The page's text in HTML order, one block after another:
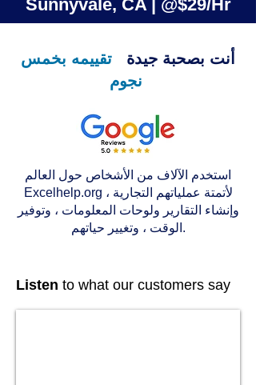
Sunnyvale, CA | @$29/Hr
أنت بصحبة جيدة
تقييمه بخمس
نجوم
استخدم الآلاف من الأشخاص حول العالم
Excelhelp.org لأتمتة عملياتهم التجارية ،
وإنشاء التقارير ولوحات المعلومات ، وتوفير
الوقت ، وتغيير حياتهم.
Listen to what our customers say